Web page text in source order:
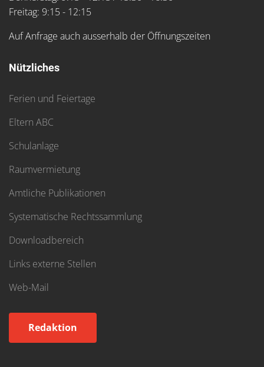
Freitag: 9:15 - 12:15
Auf Anfrage auch ausserhalb der Öffnungszeiten
Nützliches
Ferien und Feiertage
Eltern ABC
Schulanlage
Raumvermietung
Amtliche Publikationen
Systematische Rechtssammlung
Downloadbereich
Links externe Stellen
Web-Mail
Redaktion